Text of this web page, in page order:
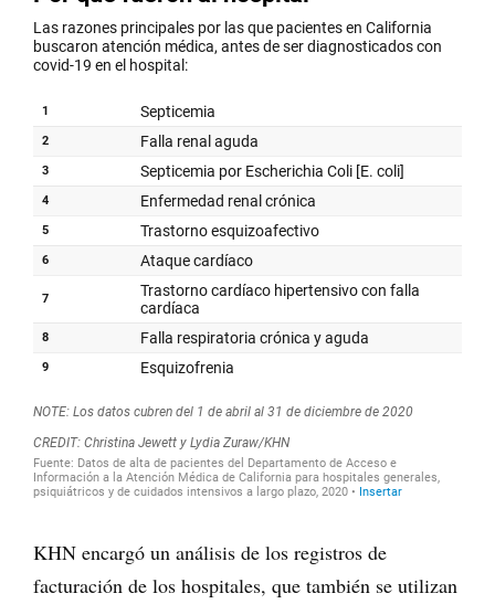
KHN encargó un análisis de los registros de
facturación de los hospitales, que también se utilizan